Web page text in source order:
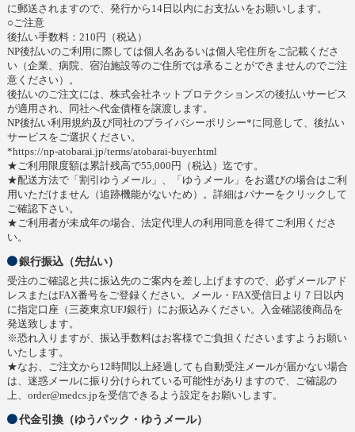
に郵送されますので、発行から14日以内にお支払いをお願いします。
○ご注意
後払い手数料：210円（税込）
NP後払いのご利用に際しては個人名あるいは個人宅住所をご記載くださ
い（企業、病院、宿泊施設等のご住所では承ることができませんのでご注
意ください）。
後払いのご注文には、株式会社ネットプロテクションズの後払いサービス
が適用され、同社へ代金債権を譲渡します。
NP後払い利用規約及び同社のプライバシーポリシー*に同意して、後払い
サービスをご選択ください。
*https://np-atobarai.jp/terms/atobarai-buyer.html
★ご利用限度額は累計残高で55,000円（税込）迄です。
★配送方法で「割引ゆうメール」、「ゆうメール」をお選びの場合はご利
用いただけません（追跡機能がないため）。詳細はバナーをクリックして
ご確認下さい。
★ご利用者が未成年の場合、法定代理人の利用同意を得てご利用くださ
い。
銀行振込（先払い）
受注のご確認と共に振込先のご案内を差し上げますので、必ずメールアド
レスまたはFAX番号をご登録ください。メール・FAX受信日より７日以内
に指定口座（三菱東京UFJ銀行）にお振込みください。入金確認後商品を
発送致します。
※恐れ入りますが、振込手数料はお客様でご負担くださいますようお願い
いたします。
★なお、ご注文から12時間以上経過しても自動受注メールが届かない場合
は、迷惑メールに振り分けられている可能性がありますので、ご確認の
上、order@medcs.jpを受信できるよう設定をお願いします。
代金引換（ゆうパック・ゆうメール）